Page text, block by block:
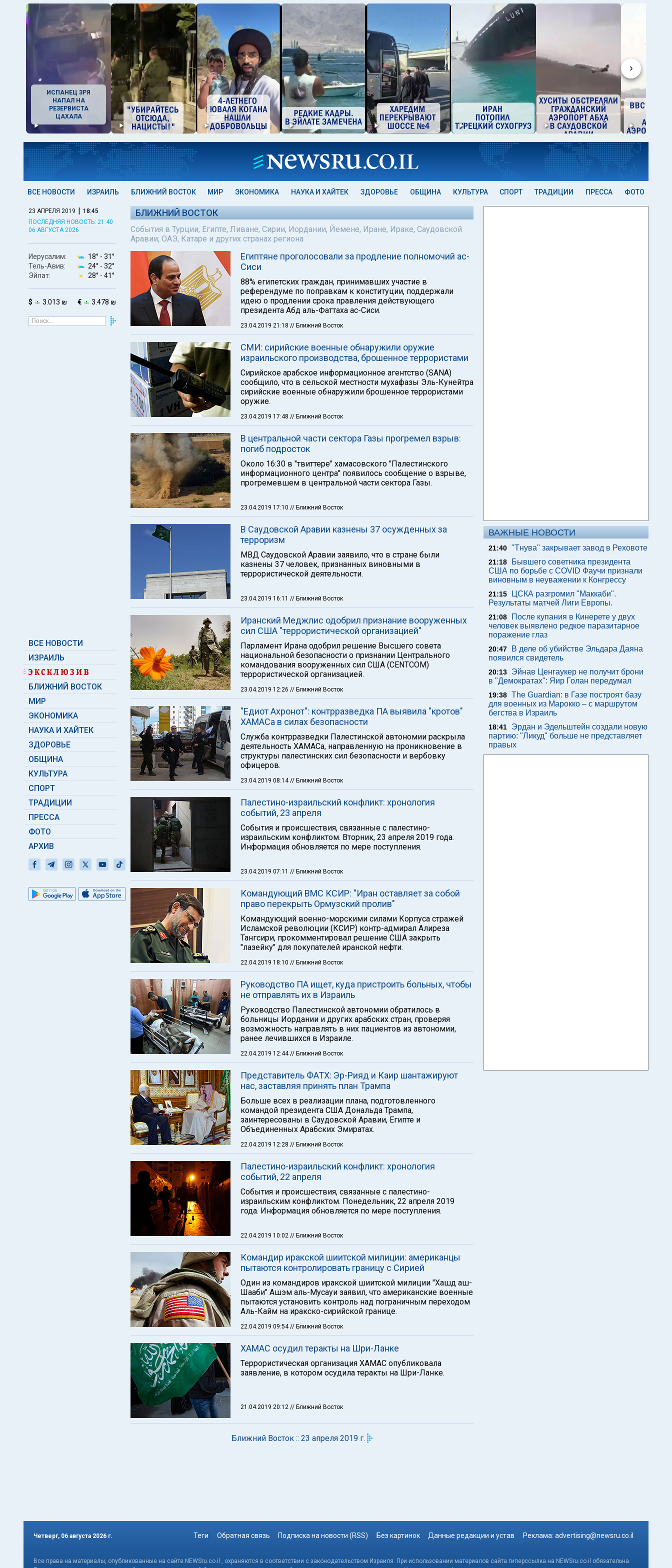
›
ИСПАНЕЦ ЗРЯ
НАПАЛ НА
РЕЗЕРВИСТА
ЦАХАЛА
ВСЕ НОВОСТИ ИЗРАИЛЬ БЛИЖНИЙ ВОСТОК МИР ЭКОНОМИКА НАУКА И ХАЙТЕК ЗДОРОВЬЕ ОБЩИНА КУЛЬТУРА СПОРТ ТРАДИЦИИ ПРЕССА ФОТО
23 АПРЕЛЯ 2019 | 18:45
ПОСЛЕДНЯЯ НОВОСТЬ: 21:40
06 АВГУСТА 2026
Иерусалим: 18° - 31°
Тель-Авив:
24° - 32°
Эйлат:
28° - 41°
$ 3.013 ₪ € 3.478 ₪
ВСЕ НОВОСТИ
ИЗРАИЛЬ
БЛИЖНИЙ ВОСТОК
МИР
ЭКОНОМИКА
НАУКА И ХАЙТЕК
ЗДОРОВЬЕ
ОБЩИНА
КУЛЬТУРА
СПОРТ
ТРАДИЦИИ
ПРЕССА
ФОТО
АРХИВ
БЛИЖНИЙ ВОСТОК
События в Турции, Египте, Ливане, Сирии, Иордании, Йемене, Иране, Ираке, Саудовской
Аравии, ОАЭ, Катаре и других странах региона
Египтяне проголосовали за продление полномочий ас-
Сиси
88% египетских граждан, принимавших участие в
референдуме по поправкам к конституции, поддержали
идею о продлении срока правления действующего
президента Абд аль-Фаттаха ас-Сиси.
23.04.2019 21:18 // Ближний Восток
СМИ: сирийские военные обнаружили оружие
израильского производства, брошенное террористами
Сирийское арабское информационное агентство (SANA)
сообщило, что в сельской местности мухафазы Эль-Кунейтра
сирийские военные обнаружили брошенное террористами
оружие.
23.04.2019 17:48 // Ближний Восток
В центральной части сектора Газы прогремел взрыв:
погиб подросток
Около 16:30 в "твиттере" хамасовского "Палестинского
информационного центра" появилось сообщение о взрыве,
прогремевшем в центральной части сектора Газы.
23.04.2019 17:10 // Ближний Восток
В Саудовской Аравии казнены 37 осужденных за
терроризм
МВД Саудовской Аравии заявило, что в стране были
казнены 37 человек, признанных виновными в
террористической деятельности.
23.04.2019 16:11 // Ближний Восток
Иранский Меджлис одобрил признание вооруженных
сил США "террористической организацией"
Парламент Ирана одобрил решение Высшего совета
национальной безопасности о признании Центрального
командования вооруженных сил США (CENTCOM)
террористической организацией.
23.04.2019 12:26 // Ближний Восток
"Едиот Ахронот": контрразведка ПА выявила "кротов"
ХАМАСа в силах безопасности
Служба контрразведки Палестинской автономии раскрыла
деятельность ХАМАСа, направленную на проникновение в
структуры палестинских сил безопасности и вербовку
офицеров.
23.04.2019 08:14// Ближний Восток
Палестино-израильский конфликт: хронология
событий, 23 апреля
События и происшествия, связанные с палестино-
израильским конфликтом. Вторник, 23 апреля 2019 года.
Информация обновляется по мере поступления.
23.04.2019 07:11 // Ближний Восток
Командующий ВМС КСИР: "Иран оставляет за собой
право перекрыть Ормузский пролив"
Командующий военно-морскими силами Корпуса стражей
Исламской революции (КСИР) контр-адмирал Алиреза
Тангсири, прокомментировал решение США закрыть
"лазейку" для покупателей иранской нефти.
22.04.2019 18:10 // Ближний Восток
Руководство ПА ищет, куда пристроить больных, чтобы
не отправлять их в Израиль
Руководство Палестинской автономии обратилось в
больницы Иордании и других арабских стран, проверяя
возможность направлять в них пациентов из автономии,
ранее лечившихся в Израиле.
22.04.2019 12:44// Ближний Восток
Представитель ФАТХ: Эр-Рияд и Каир шантажируют
нас, заставляя принять план Трампа
Больше всех в реализации плана, подготовленного
командой президента США Дональда Трампа,
заинтересованы в Саудовской Аравии, Египте и
Объединенных Арабских Эмиратах.
22.04.2019 12:28 // Ближний Восток
Палестино-израильский конфликт: хронология
событий, 22 апреля
События и происшествия, связанные с палестино-
израильским конфликтом. Понедельник, 22 апреля 2019
года. Информация обновляется по мере поступления.
22.04.2019 10:02 // Ближний Восток
Командир иракской шиитской милиции: американцы
пытаются контролировать границу с Сирией
Один из командиров иракской шиитской милиции "Хашд аш-
Шааби" Ашэм аль-Мусауи заявил, что американские военные
пытаются установить контроль над пограничным переходом
Аль-Кайм на иракско-сирийской границе.
22.04.2019 09:54// Ближний Восток
ХАМАС осудил теракты на Шри-Ланке
Террористическая организация ХАМАС опубликовала
заявление, в котором осудила теракты на Шри-Ланке.
21.04.2019 20:12 // Ближний Восток
Ближний Восток :: 23 апреля 2019 г.
ВАЖНЫЕ НОВОСТИ
21:40 "Тнува" закрывает завод в Реховоте
21:18
Бывшего советника президента
США по борьбе с COVID Фаучи признали
виновным в неуважении к Конгрессу
21:15
ЦСКА разгромил "Маккаби".
Результаты матчей Лиги Европы.
21:08
После купания в Кинерете у двух
человек выявлено редкое паразитарное
поражение глаз
20:47
В деле об убийстве Эльдара Даяна
появился свидетель
20:13
Эйнав Ценгаукер не получит брони
в "Демократах": Яир Голан передумал
19:38 The Guardian: в Газе построят базу
для военных из Марокко – с маршрутом
бегства в Израиль
18:41
Эрдан и Эдельштейн создали новую
партию: "Ликуд" больше не представляет
правых
Четверг, 06 августа 2026 г. Теги Обратная связь Подписка на новости (RSS) Без картинок Данные редакции и устав Реклама: advertising@newsru.co.il
Все права на материалы, опубликованные на сайте NEWSru.co.il , охраняются в соответствии с законодательством Израиля. При использовании материалов сайта гиперссылка на NEWSru.co.il обязательна.